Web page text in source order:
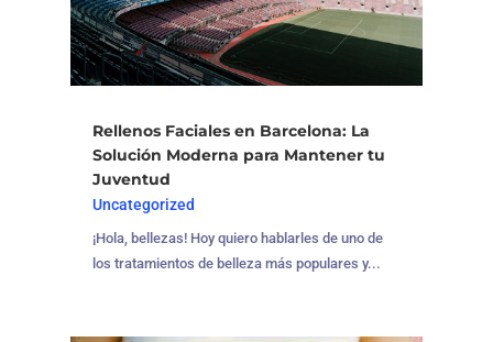
Rellenos Faciales en Barcelona: La
Solución Moderna para Mantener tu
Juventud
Uncategorized
¡Hola, bellezas! Hoy quiero hablarles de uno de
los tratamientos de belleza más populares y...